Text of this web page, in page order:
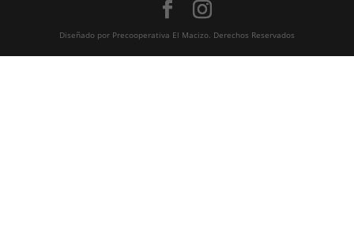
Diseñado por Precooperativa El Macizo. Derechos Reservados